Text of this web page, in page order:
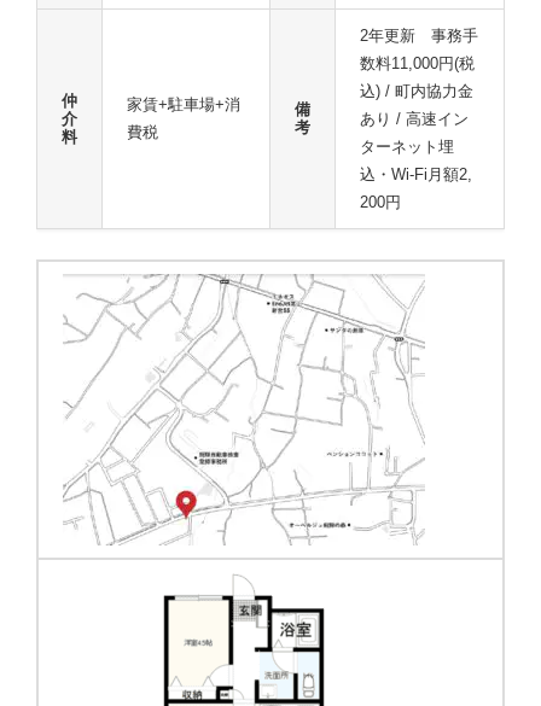
仲
介
料
家賃+駐車場+消
費税
備
考
2年更新 事務手
数料11,000円(税
込) / 町内協力金
あり / 高速イン
ターネット埋
込・Wi-Fi月額2,
200円